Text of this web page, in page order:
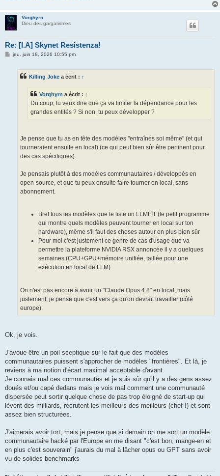
Vorghyrn
Dieu des gargarismes
Re: [I.A] Skynet Resistenza!
Mjeu. juin 18, 2026 10:55 pm
Killing Joke a écrit : ↑
Vorghyrn a écrit : ↑
Du coup, tu veux dire que ça va limiter la dépendance pour les
grandes entités ? Si non, tu peux développer ?
Je pense que tu as en tête des modèles "entraînés soi même" (et qui
tourneraient ensuite en local) (ce qui peut bien sûr être pertinent pour
des cas spécifiques).
Je pensais plutôt à des modèles communautaires / développés en
open-source, et que tu peux ensuite faire tourner en local, sans
abonnement.
Bref tous les modèles que te liste un LLMFIT (le petit programme
qui montre quels modèles peuvent tourner en local sur ton
hardware), même s'il faut des choses autour en plus bien sûr
Pour moi c'est justement ce genre de cas d'usage que va
permettre la plateforme NVIDIA RSX annoncée il y a quelques
semaines (CPU+GPU+mémoire unifiée, taillée pour une
exécution en local de LLM)
On n'est pas encore à avoir un "Claude Opus 4.8" en local, mais
justement, je pense que c'est vers ça qu'on devrait travailler (côté
europe).
Ok, je vois.
J'avoue être un poil sceptique sur le fait que des modèles
communautaires puissent s'approcher de modèles "frontières". Et là, je
reviens à ma notion d'écart maximal acceptable d'avant
Je connais mal ces communautés et je suis sûr qu'il y a des gens assez
doués et/ou capé dedans mais je vois mal comment une communauté
dispersée peut sortir quelque chose de pas trop éloigné de start-up qui
lèvent des milliards, recrutent les meilleurs des meilleurs (chef !) et sont
assez bien structurées.
J'aimerais avoir tort, mais je pense que si demain on me sort un modèle
communautaire hacké par l'Europe en me disant "c'est bon, mange-en et
en plus c'est souverain" j'aurais du mal à lâcher opus ou GPT sans avoir
vu de solides benchmarks